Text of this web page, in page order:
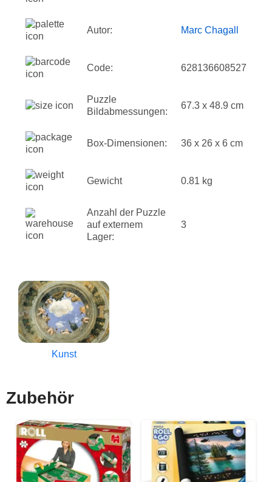
Autor: Marc Chagall
Code: 628136608527
Puzzle
Bildabmessungen:
67.3 x 48.9 cm
Box-Dimensionen: 36 x 26 x 6 cm
Gewicht 0.81 kg
Anzahl der Puzzle
auf externem
Lager:
3
Kunst
Zubehör